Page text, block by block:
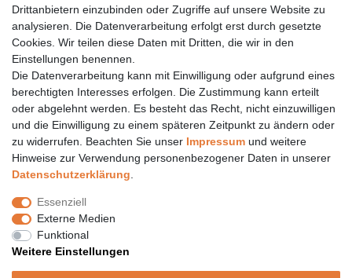
Öffnungszeiten finden Sie hier: www.topcoil.de
E-MAIL **
Newsletter
Honig
Hiermit bestätige ich, dass ich dieDaten­schutz­erklärunggelesen habe.
Meine Einwilligung kann ich jederzeit widerrufen.**
Abonnieren
Versand
Versandinformation
Versandkosten nur 4,90€
- kostenfrei ab 39€ Warenwert
Drittanbietern einzubinden oder Zugriffe auf unsere Website zu
analysieren. Die Datenverarbeitung erfolgt erst durch gesetzte
Cookies. Wir teilen diese Daten mit Dritten, die wir in den
Einstellungen benennen.
Die Datenverarbeitung kann mit Einwilligung oder aufgrund eines
berechtigten Interesses erfolgen. Die Zustimmung kann erteilt
oder abgelehnt werden. Es besteht das Recht, nicht einzuwilligen
und die Einwilligung zu einem späteren Zeitpunkt zu ändern oder
zu widerrufen. Beachten Sie unser Impressum und weitere
Hinweise zur Verwendung personenbezogener Daten in unserer
Daten­schutz­erklärung
Essenziell
Externe Medien
Funktional
Weitere Einstellungen